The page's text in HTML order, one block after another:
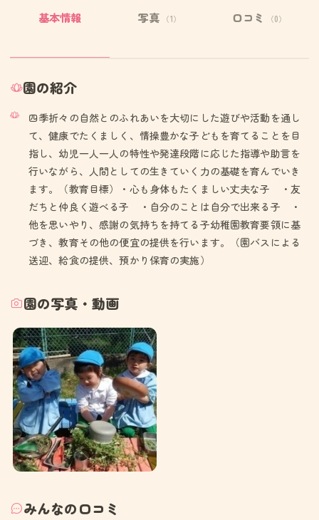
基本情報 写真 （1） 口コミ （0）
園の紹介
四季折々の自然とのふれあいを大切にした遊びや活動を通し
て、健康でたくましく、情操豊かな子どもを育てることを目
指し、幼児一人一人の特性や発達段階に応じた指導や助言を
行いながら、人間としての生きていく力の基礎を育んでいき
ます。（教育目標）・心も身体もたくましい丈夫な子 ・友
だちと仲良く遊べる子 ・自分のことは自分で出来る子 ・
他を思いやり、感謝の気持ちを持てる子幼稚園教育要領に基
づき、教育その他の便宜の提供を行います。（園バスによる
送迎、給食の提供、預かり保育の実施）
園の写真・動画
みんなの口コミ